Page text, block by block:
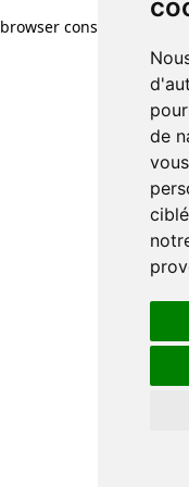
de
browser console for more